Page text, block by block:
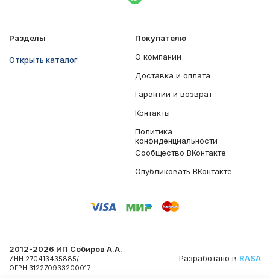
Разделы
Открыть каталог
Покупателю
О компании
Доставка и оплата
Гарантии и возврат
Контакты
Политика
конфиденциальности
Сообщество ВКонтакте
Опубликовать ВКонтакте
Написать в WhatsApp
2012-2026 ИП Собиров А.А.
ИНН 270413435885/
ОГРН 312270933200017
Разработано в RASA